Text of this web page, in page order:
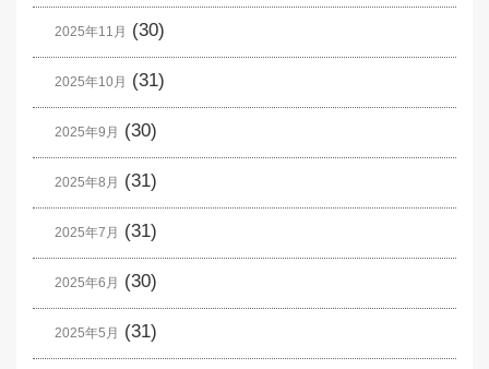
2025年11月 (30)
2025年10月 (31)
2025年9月 (30)
2025年8月 (31)
2025年7月 (31)
2025年6月 (30)
2025年5月 (31)